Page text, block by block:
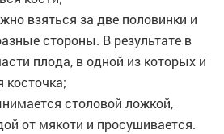
взяться за две половинки и
стороны. В результате в
плода, в одной из которых и
косточка;
столовой ложкой,
от мякоти и просушивается.